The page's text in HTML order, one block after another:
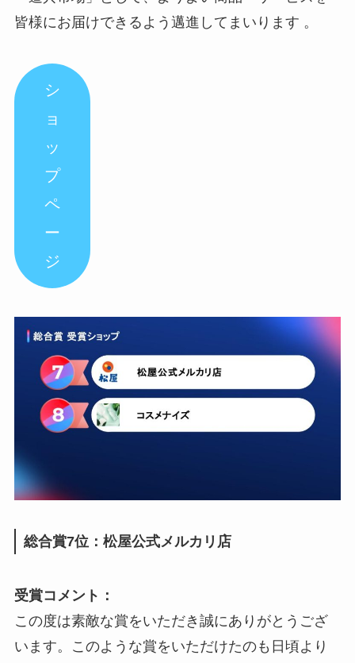
皆様にお届けできるよう邁進してまいります 。
シ
ョ
ッ
プ
ペ
ー
ジ
総合賞7位：松屋公式メルカリ店
受賞コメント：
この度は素敵な賞をいただき誠にありがとうござ
います。このような賞をいただけたのも日頃より